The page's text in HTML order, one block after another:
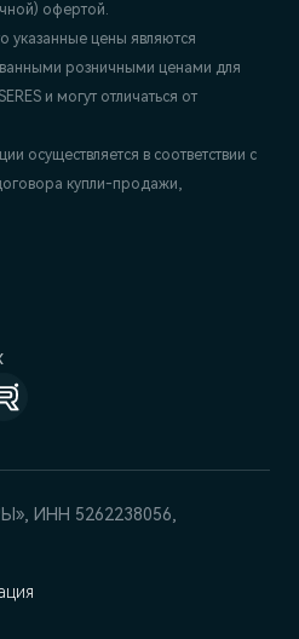
офертой.
цены являются
розничными ценами для
и могут отличаться от
осуществляется в соответствии с
купли-продажи,
ИНН 5262238056,